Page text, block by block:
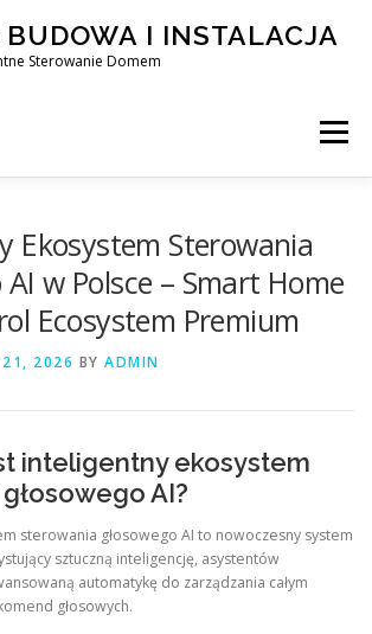
I INSTALACJA
Sterowanie Domem
Menu
– AUTOMATYKA, INTELIGENTNE
Ekosystem Sterowania
AI w Polsce – Smart Home
Ecosystem Premium
21, 2026 BY ADMIN
inteligentny ekosystem
AI?
sterowania głosowego AI to nowoczesny system
sztuczną inteligencję, asystentów
automatykę do zarządzania całym
głosowych.